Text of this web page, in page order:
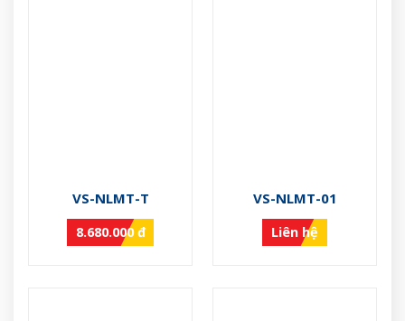
VS-NLMT-T
8.680.000 đ
VS-NLMT-01
Liên hệ